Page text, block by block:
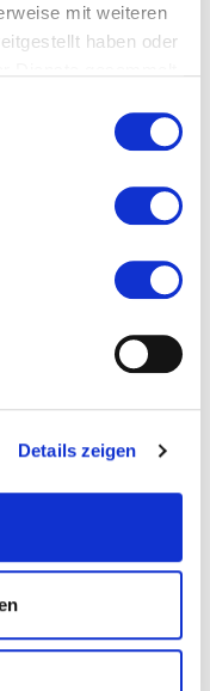
mit weiteren
haben oder
Details zeigen